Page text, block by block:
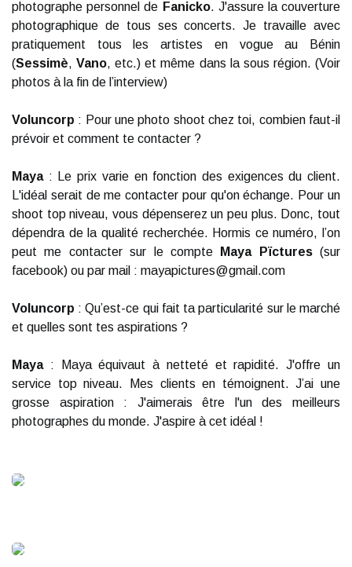
photographe personnel de Fanicko. J'assure la couverture
photographique de tous ses concerts. Je travaille avec
pratiquement tous les artistes en vogue au Bénin
(Sessimè,Vano, etc.) et même dans la sous région. (Voir
photos à la fin de l’interview)
Voluncorp : Pour une photo shoot chez toi, combien faut-il
prévoir et comment te contacter ?
Maya: Le prix varie en fonction des exigences du client.
L'idéal serait de me contacter pour qu'on échange. Pour un
shoot top niveau, vous dépenserez un peu plus. Donc, tout
dépendra de la qualité recherchée. Hormis ce numéro, l’on
peut me contacter sur le compte
Maya Pïctures(sur
facebook) ou par mail : mayapictures@gmail.com
Voluncorp : Qu’est-ce qui fait ta particularité sur le marché
et quelles sont tes aspirations ?
Maya: Maya équivaut à netteté et rapidité. J'offre un
service top niveau. Mes clients en témoignent. J’ai une
grosse aspiration : J'aimerais être l'un des meilleurs
photographes du monde. J'aspire à cet idéal !